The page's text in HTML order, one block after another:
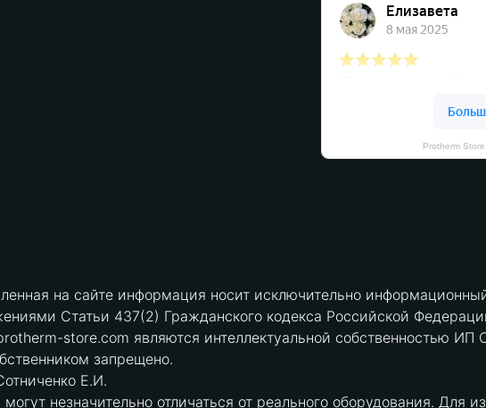
Protherm
на сайте информация носит исключительно
Статьи 437(2) Гражданского кодекса Российской
store.com являются интеллектуальной собственностью ИП
запрещено.
Е.И.
незначительно отличаться от реального оборудования. Для